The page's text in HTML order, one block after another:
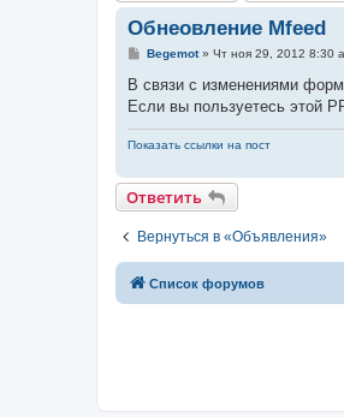
Обнеовление Mfeed
С
о
щ
и
Begemot» Чт ноя 29, 2012 8:30
В связи с изменениями
Если вы пользуетесь этой
Показать ссылки на пост
Ответить
Вернуться в «Объявления»
Список форумов